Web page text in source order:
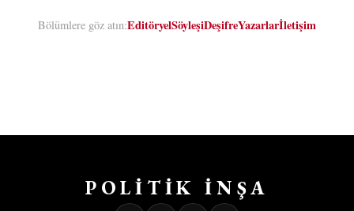
Bölümlere göz atın:EditöryelSöyleşiDeşifreYazarlarİletişim
POLİTİK İNŞA